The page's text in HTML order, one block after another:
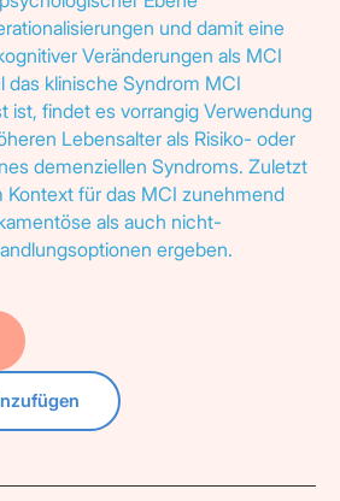
und damit eine
Veränderungen als MCI
das klinische Syndrom MCI
ist, findet es vorrangig Verwendung
Lebensalter als Risiko- oder
demenziellen Syndroms. Zuletzt
Kontext für das MCI zunehmend
als auch nicht-
ergeben.